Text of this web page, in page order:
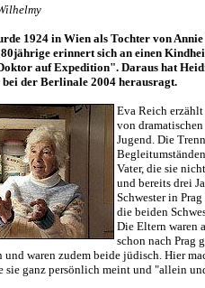
1924 in Wien als Tochter von
erinnert sich an einen
auf Expedition". Daraus hat
bei der Berlinale 2004 herausragt.
Eva Reich
von
Jugend. Die
Vater, die sie
und bereits drei
Schwester in
die beiden
Die Eltern waren
schon nach Prag
und waren zudem beide jüdisch. Hier
sie ganz persönlich meint und "allein